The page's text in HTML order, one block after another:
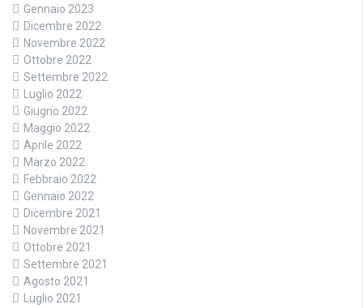
Gennaio 2023
Dicembre 2022
Novembre 2022
Ottobre 2022
Settembre 2022
Luglio 2022
Giugno 2022
Maggio 2022
Aprile 2022
Marzo 2022
Febbraio 2022
Gennaio 2022
Dicembre 2021
Novembre 2021
Ottobre 2021
Settembre 2021
Agosto 2021
Luglio 2021